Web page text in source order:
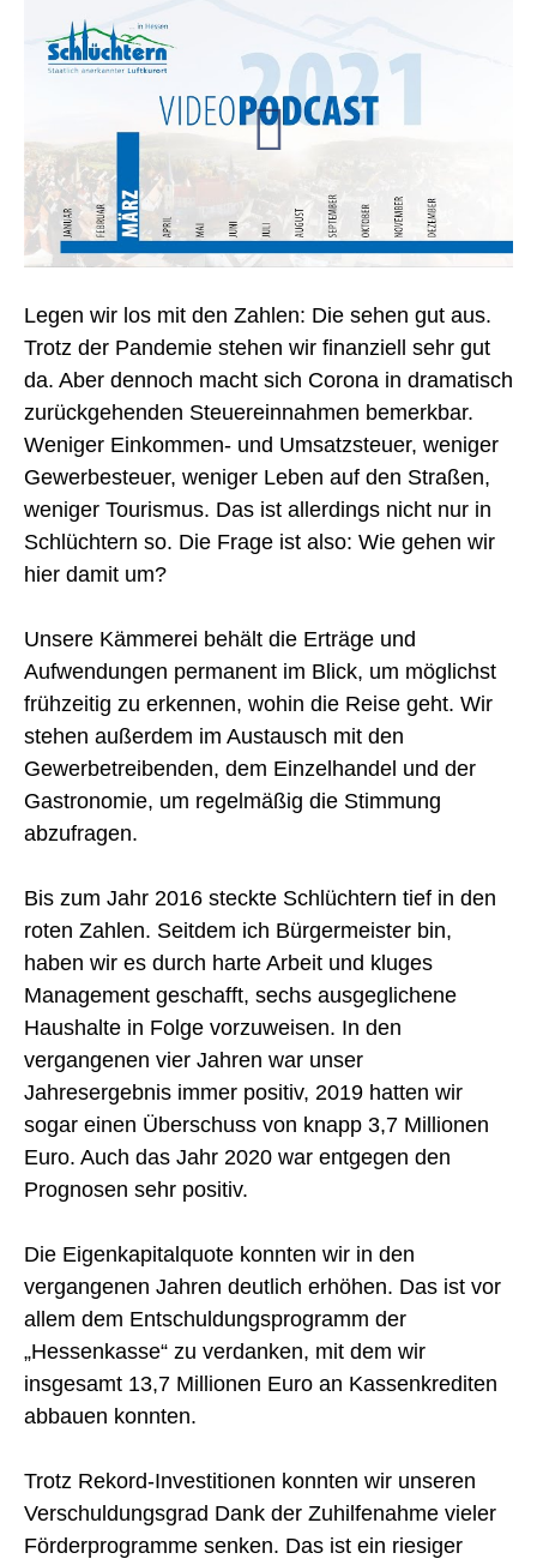
Legen wir los mit den Zahlen: Die sehen gut aus.
Trotz der Pandemie stehen wir finanziell sehr gut
da. Aber dennoch macht sich Corona in dramatisch
zurückgehenden Steuereinnahmen bemerkbar.
Weniger Einkommen- und Umsatzsteuer, weniger
Gewerbesteuer, weniger Leben auf den Straßen,
weniger Tourismus. Das ist allerdings nicht nur in
Schlüchtern so. Die Frage ist also: Wie gehen wir
hier damit um?
Unsere Kämmerei behält die Erträge und
Aufwendungen permanent im Blick, um möglichst
frühzeitig zu erkennen, wohin die Reise geht. Wir
stehen außerdem im Austausch mit den
Gewerbetreibenden, dem Einzelhandel und der
Gastronomie, um regelmäßig die Stimmung
abzufragen.
Bis zum Jahr 2016 steckte Schlüchtern tief in den
roten Zahlen. Seitdem ich Bürgermeister bin,
haben wir es durch harte Arbeit und kluges
Management geschafft, sechs ausgeglichene
Haushalte in Folge vorzuweisen. In den
vergangenen vier Jahren war unser
Jahresergebnis immer positiv, 2019 hatten wir
sogar einen Überschuss von knapp 3,7 Millionen
Euro. Auch das Jahr 2020 war entgegen den
Prognosen sehr positiv.
Die Eigenkapitalquote konnten wir in den
vergangenen Jahren deutlich erhöhen. Das ist vor
allem dem Entschuldungsprogramm der
„Hessenkasse“ zu verdanken, mit dem wir
insgesamt 13,7 Millionen Euro an Kassenkrediten
abbauen konnten.
Trotz Rekord-Investitionen konnten wir unseren
Verschuldungsgrad Dank der Zuhilfenahme vieler
Förderprogramme senken. Das ist ein riesiger